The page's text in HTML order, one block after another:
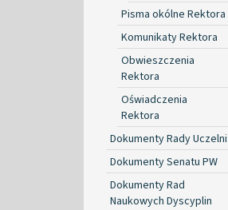
Pisma okólne Rektora
Komunikaty Rektora
Obwieszczenia
Rektora
Oświadczenia
Rektora
Dokumenty Rady Uczelni
Dokumenty Senatu PW
Dokumenty Rad
Naukowych Dyscyplin